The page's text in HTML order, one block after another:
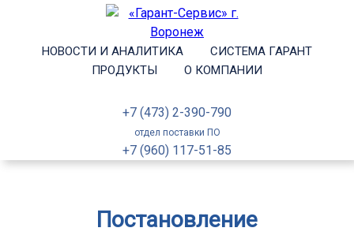
НОВОСТИ И АНАЛИТИКА
СИСТЕМА ГАРАНТ
ПРОДУКТЫ
О КОМПАНИИ
+7 (473) 2-390-790
отдел поставки ПО
+7 (960) 117-51-85
Постановление